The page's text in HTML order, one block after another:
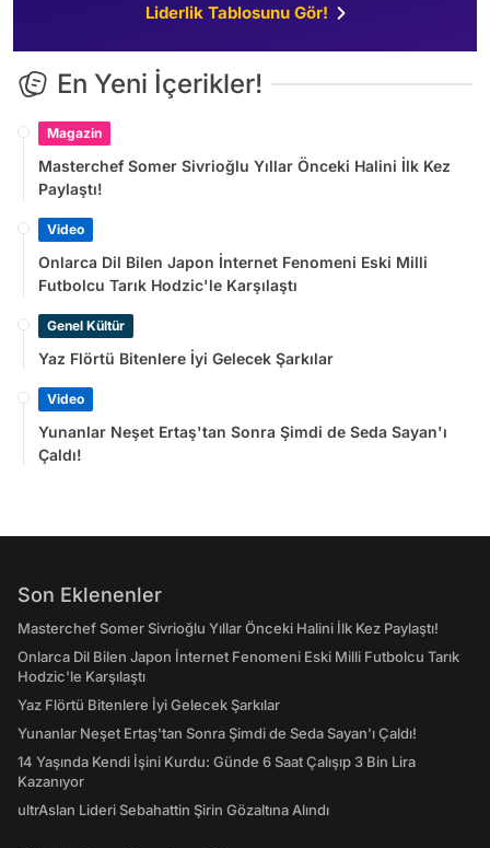
Liderlik Tablosunu Gör!
En Yeni İçerikler!
Magazin
Masterchef Somer Sivrioğlu Yıllar Önceki Halini İlk Kez
Paylaştı!
Video
Onlarca Dil Bilen Japon İnternet Fenomeni Eski Milli
Futbolcu Tarık Hodzic'le Karşılaştı
Genel Kültür
Yaz Flörtü Bitenlere İyi Gelecek Şarkılar
Video
Yunanlar Neşet Ertaş'tan Sonra Şimdi de Seda Sayan'ı
Çaldı!
Son Eklenenler
Masterchef Somer Sivrioğlu Yıllar Önceki Halini İlk Kez Paylaştı!
Onlarca Dil Bilen Japon İnternet Fenomeni Eski Milli Futbolcu Tarık
Hodzic'le Karşılaştı
Yaz Flörtü Bitenlere İyi Gelecek Şarkılar
Yunanlar Neşet Ertaş'tan Sonra Şimdi de Seda Sayan'ı Çaldı!
14 Yaşında Kendi İşini Kurdu: Günde 6 Saat Çalışıp 3 Bin Lira
Kazanıyor
ultrAslan Lideri Sebahattin Şirin Gözaltına Alındı